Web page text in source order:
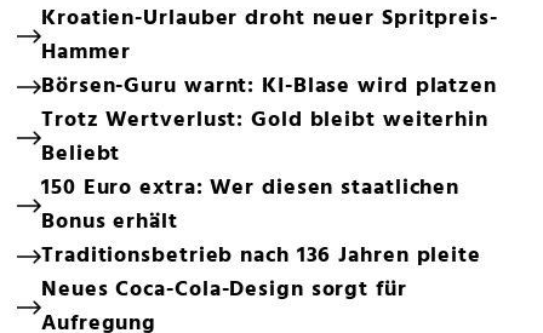
Kroatien-Urlauber droht neuer Spritpreis-
Hammer
Börsen-Guru warnt: KI-Blase wird platzen
Trotz Wertverlust: Gold bleibt weiterhin
Beliebt
150 Euro extra: Wer diesen staatlichen
Bonus erhält
Traditionsbetrieb nach 136 Jahren pleite
Neues Coca-Cola-Design sorgt für
Aufregung